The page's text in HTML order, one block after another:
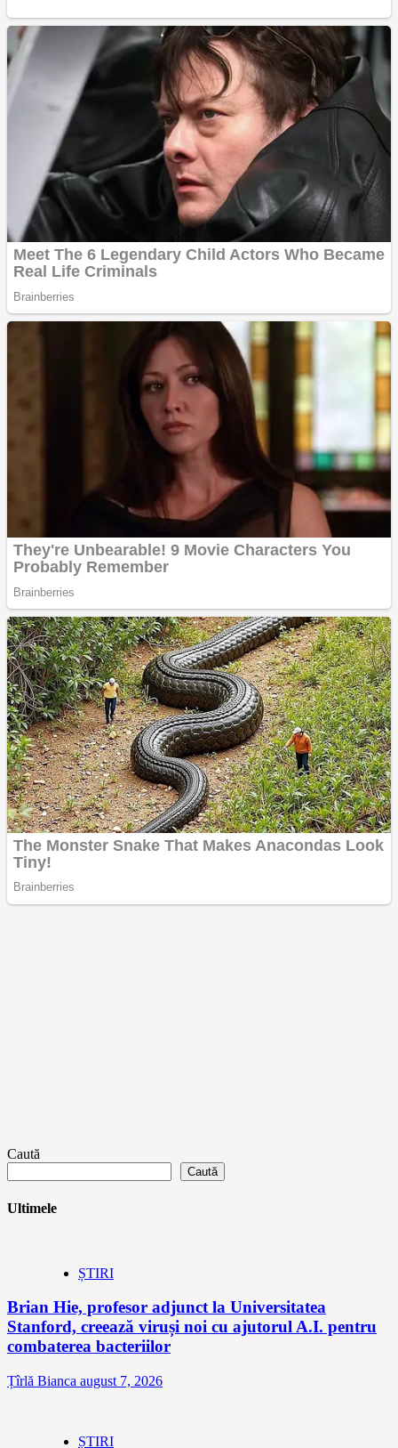
Caută
Caută
Ultimele
ȘTIRI
Brian Hie, profesor adjunct la Universitatea
Stanford, creează viruși noi cu ajutorul A.I. pentru
combaterea bacteriilor
Țîrlă Bianca august 7, 2026
ȘTIRI